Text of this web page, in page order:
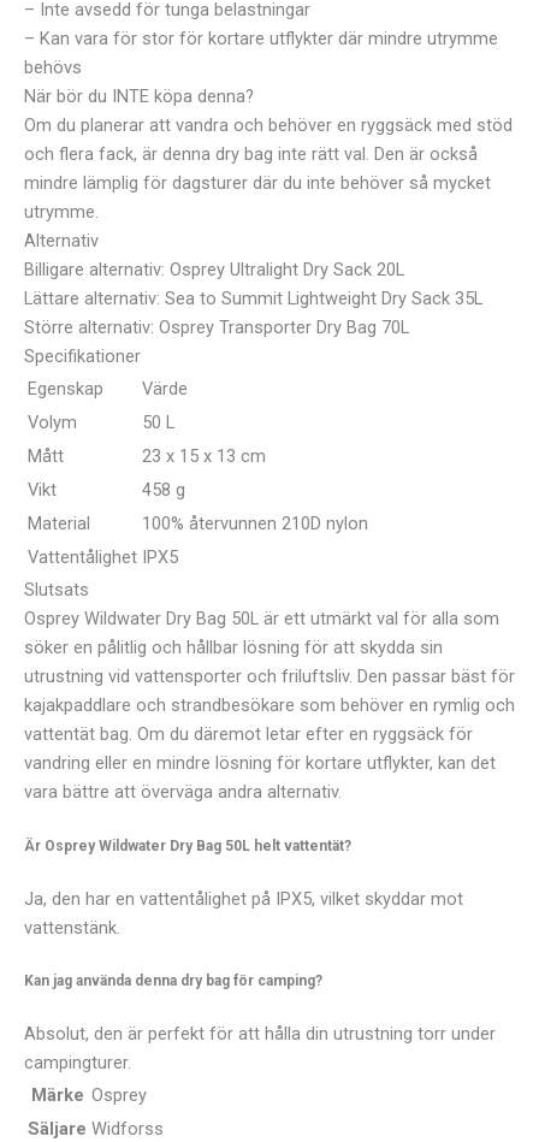
– Inte avsedd för tunga belastningar
– Kan vara för stor för kortare utflykter där mindre utrymme
behövs
När bör du INTE köpa denna?
Om du planerar att vandra och behöver en ryggsäck med stöd
och flera fack, är denna dry bag inte rätt val. Den är också
mindre lämplig för dagsturer där du inte behöver så mycket
utrymme.
Alternativ
Billigare alternativ: Osprey Ultralight Dry Sack 20L
Lättare alternativ: Sea to Summit Lightweight Dry Sack 35L
Större alternativ: Osprey Transporter Dry Bag 70L
Specifikationer
Egenskap
Värde
Volym
50 L
Mått
23 x 15 x 13 cm
Vikt
458 g
Material
100% återvunnen 210D nylon
Vattentålighet IPX5
Slutsats
Osprey Wildwater Dry Bag 50L är ett utmärkt val för alla som
söker en pålitlig och hållbar lösning för att skydda sin
utrustning vid vattensporter och friluftsliv. Den passar bäst för
kajakpaddlare och strandbesökare som behöver en rymlig och
vattentät bag. Om du däremot letar efter en ryggsäck för
vandring eller en mindre lösning för kortare utflykter, kan det
vara bättre att överväga andra alternativ.
Är Osprey Wildwater Dry Bag 50L helt vattentät?
Ja, den har en vattentålighet på IPX5, vilket skyddar mot
vattenstänk.
Kan jag använda denna dry bag för camping?
Absolut, den är perfekt för att hålla din utrustning torr under
campingturer.
Märke Osprey
Säljare Widforss